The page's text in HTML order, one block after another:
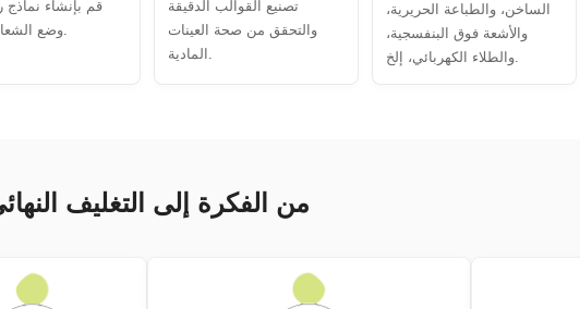
قم بإنشاء نماذج
وضع الشعار وتزيينه.
تصنيع القوالب الدقيقة
والتحقق من صحة العينات
المادية.
الساخن، والطباعة الحريرية،
والأشعة فوق البنفسجية،
والطلاء الكهربائي، إلخ.
من الفكرة إلى التغليف